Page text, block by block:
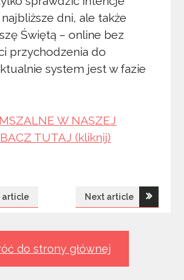
dni, ale także
Świętą – online bez
przychodzenia do
system jest w fazie
W NASZEJ
TUTAJ (kliknij)
article Next article
do strony głównej